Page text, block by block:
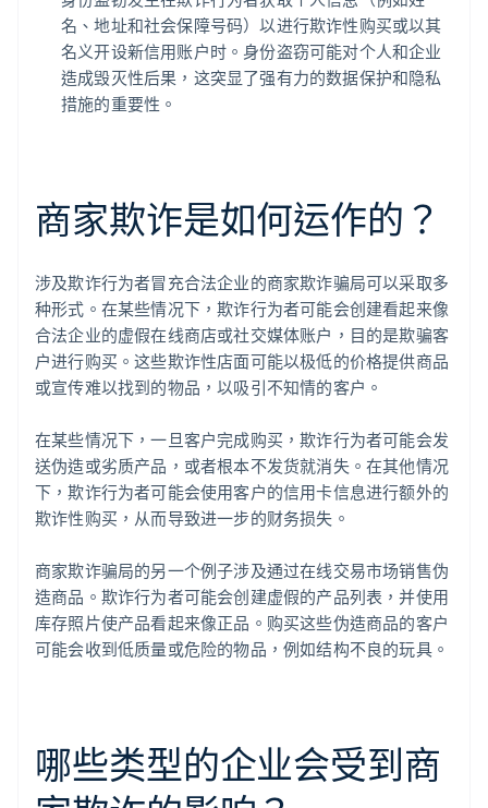
名、地址和社会保障号码）以进行欺诈性购买或以其
名义开设新信用账户时。身份盗窃可能对个人和企业
造成毁灭性后果，这突显了强有力的数据保护和隐私
措施的重要性。
商家欺诈是如何运作的？
涉及欺诈行为者冒充合法企业的商家欺诈骗局可以采取多
种形式。在某些情况下，欺诈行为者可能会创建看起来像
合法企业的虚假在线商店或社交媒体账户，目的是欺骗客
户进行购买。这些欺诈性店面可能以极低的价格提供商品
或宣传难以找到的物品，以吸引不知情的客户。
在某些情况下，一旦客户完成购买，欺诈行为者可能会发
送伪造或劣质产品，或者根本不发货就消失。在其他情况
下，欺诈行为者可能会使用客户的信用卡信息进行额外的
欺诈性购买，从而导致进一步的财务损失。
商家欺诈骗局的另一个例子涉及通过在线交易市场销售伪
造商品。欺诈行为者可能会创建虚假的产品列表，并使用
库存照片使产品看起来像正品。购买这些伪造商品的客户
可能会收到低质量或危险的物品，例如结构不良的玩具。
哪些类型的企业会受到商